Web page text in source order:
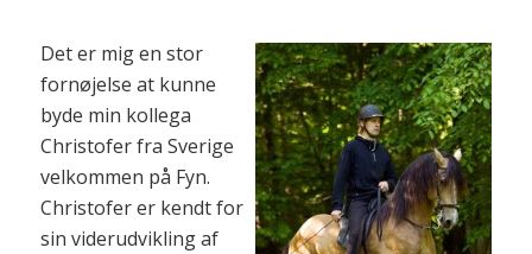
Det er mig en stor
fornøjelse at kunne
byde min kollega
Christofer fra Sverige
velkommen på Fyn.
Christofer er kendt for
sin viderudvikling af